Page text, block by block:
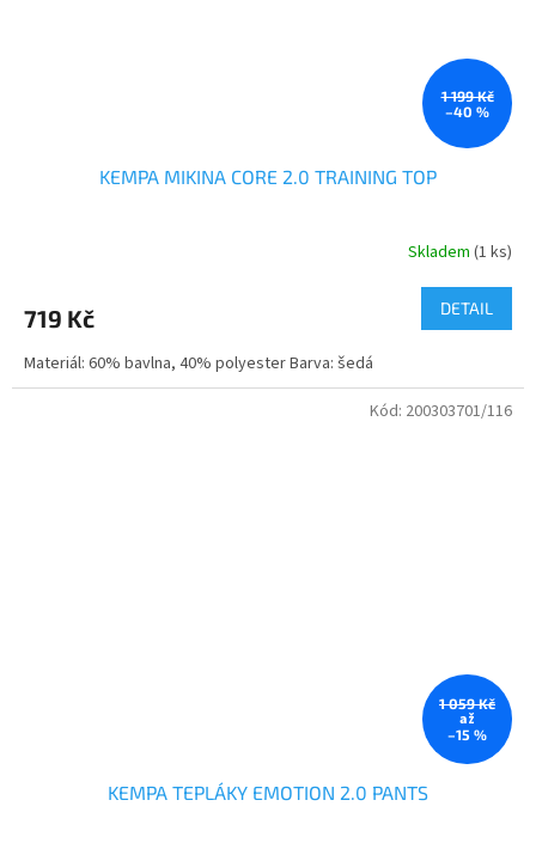
1 199 Kč
–40 %
KEMPA MIKINA CORE 2.0 TRAINING TOP
Skladem (1 ks)
719 Kč DETAIL
Materiál: 60% bavlna, 40% polyester Barva: šedá
1 059 Kč
až
–15 %
KEMPA TEPLÁKY EMOTION 2.0 PANTS
Kód: 200303701/116